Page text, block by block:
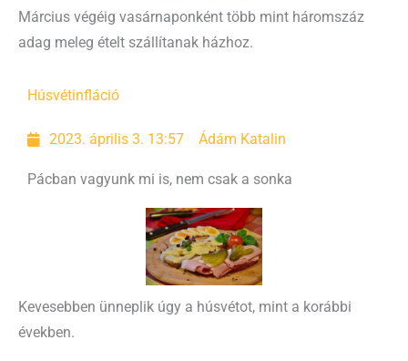
Március végéig vasárnaponként több mint háromszáz
adag meleg ételt szállítanak házhoz.
Húsvétinfláció
2023. április 3. 13:57 Ádám Katalin
Pácban vagyunk mi is, nem csak a sonka
Kevesebben ünneplik úgy a húsvétot, mint a korábbi
években.